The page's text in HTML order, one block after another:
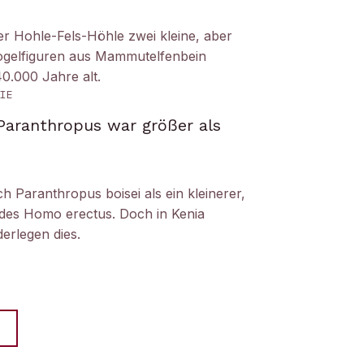
Hohle-Fels-Höhle zwei kleine, aber
aus Mammutelfenbein
Jahre alt.
war größer als
Paranthropus boisei als ein kleinerer,
Homo erectus. Doch in Kenia
dies.